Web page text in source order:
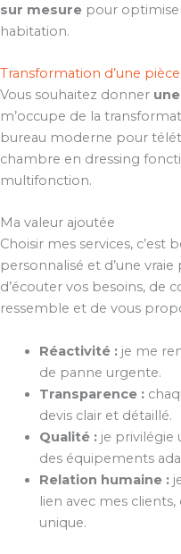
sur mesure pour
habitation.
Transformation d’une
Vous souhaitez donner
m’occupe de la
bureau moderne pour
chambre en dressing
multifonction.
Ma valeur ajoutée
Choisir mes services,
personnalisé et d’une
d’écouter vos besoins, de
ressemble et de vous
Réactivité :je me
de panne urgente.
Transparence :
devis clair et détaillé.
Qualité :je privilégie
des équipements
Relation humaine :
lien avec mes
unique.